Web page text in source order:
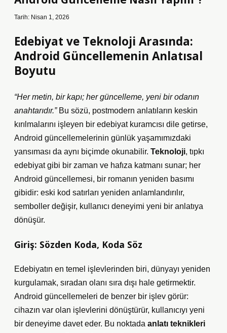
Tarih: Nisan 1, 2026
Edebiyat ve Teknoloji Arasında:
Android Güncellemenin Anlatısal
Boyutu
“Her metin, bir kapı; her güncelleme, yeni bir odanın
anahtarıdır.”Bu sözü, postmodern anlatıların keskin
kırılmalarını işleyen bir edebiyat kuramcısı dile getirse,
Android güncellemelerinin günlük yaşamımızdaki
yansıması da aynı biçimde okunabilir. Teknoloji, tıpkı
edebiyat gibi bir zaman ve hafıza katmanı sunar; her
Android güncellemesi, bir romanın yeniden basımı
gibidir: eski kod satırları yeniden anlamlandırılır,
semboller değişir, kullanıcı deneyimi yeni bir anlatıya
dönüşür.
Giriş: Sözden Koda, Koda Söz
Edebiyatın en temel işlevlerinden biri, dünyayı yeniden
kurgulamak, sıradan olanı sıra dışı hale getirmektir.
Android güncellemeleri de benzer bir işlev görür:
cihazın var olan işlevlerini dönüştürür, kullanıcıyı yeni
bir deneyime davet eder. Bu noktada anlatı teknikleri